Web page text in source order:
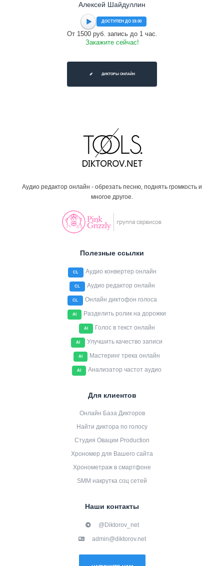
Алексей Шайдуллин
ДОСТУПЕН ДО 19:00
От 1500 руб. запись до 1 час.
Закажите сейчас!
ДИКТОРЫ ОНЛАЙН
Аудио редактор онлайн - обрезать песню, поднять громкость и
многое другое.
Полезные ссылки
CL Аудио конвертер онлайн
CL Аудио редактор онлайн
CL Онлайн диктофон голоса
AI Разделить ролик на дорожки
AI Голос в текст онлайн
AI Улучшить качество записи
AI Мастеринг трека онлайн
AI Анализатор частот аудио
Для клиентов
Онлайн База Дикторов
Найти диктора по голосу
Студия Овации Production
Хрономер для Вашего сайта
Хронометраж в смартфоне
SMM накрутка соц сетей
Наши контакты
@Diktorov_net
admin@diktorov.net